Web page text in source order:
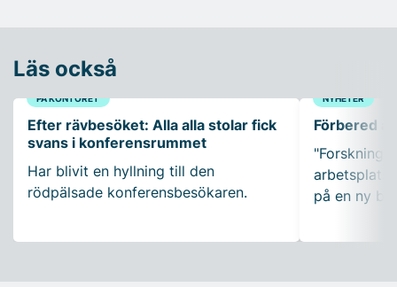
Läs också
PÅ KONTORET
Efter rävbesöket: Alla alla stolar fick
svans i konferensrummet
Har blivit en hyllning till den
rödpälsade konferensbesökaren.
NYHETER
Förbered
"Forskning
på en ny